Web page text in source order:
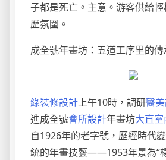
子都是死亡。主意。游客供給
歷氛圍。
成全號年畫坊：五道工序里的傳
綠裝修設計上午10時，調研醫
進成全號會所設計年畫坊大直
自1926年的老字號，歷經時代
統的年畫技藝——1953年景為“